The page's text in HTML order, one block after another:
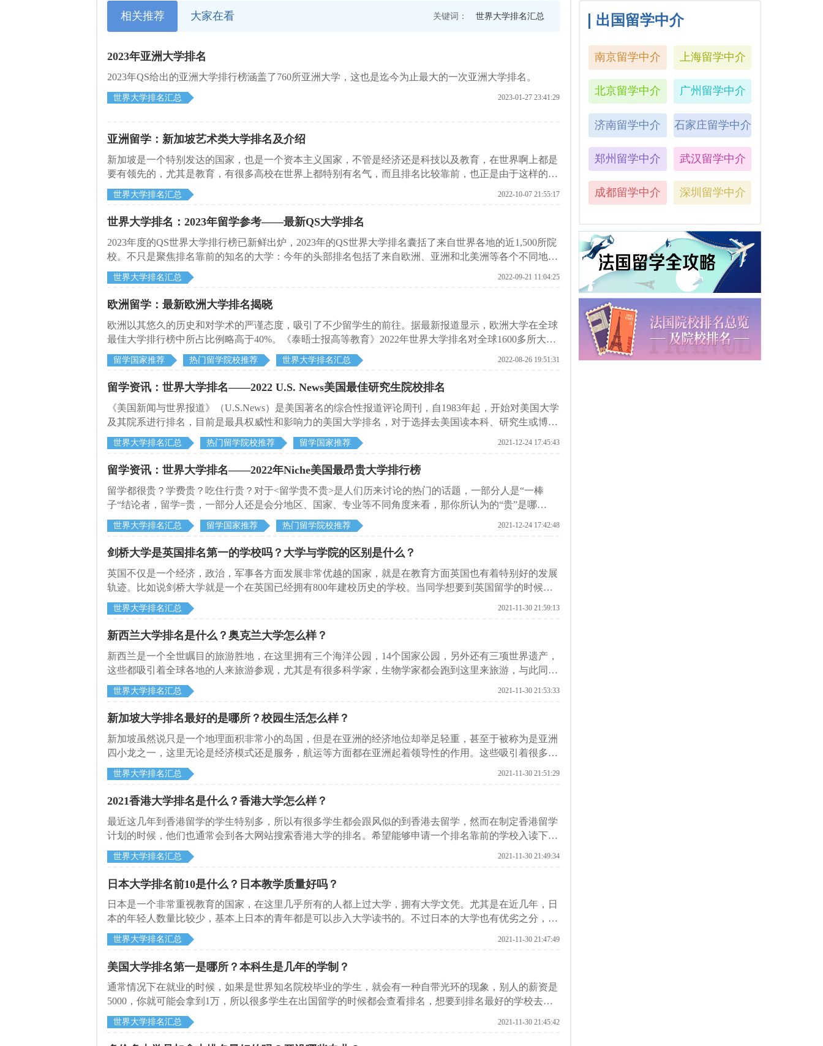
相关推荐 大家在看 关键词： 世界大学排名汇总
2023年亚洲大学排名
2023年QS给出的亚洲大学排行榜涵盖了760所亚洲大学，这也是迄今为止最大的一次亚洲大学排名。
世界大学排名汇总 2023-01-27 23:41:29
亚洲留学：新加坡艺术类大学排名及介绍
新加坡是一个特别发达的国家，也是一个资本主义国家，不管是经济还是科技以及教育，在世界啊上都是
要有领先的，尤其是教育，有很多高校在世界上都特别有名气，而且排名比较靠前，也正是由于这样的原
因，吸引了众多学生都去新加坡留学。相信有很多学生都会选择新加坡的艺术类大学，那么在选择这些学
校的时候，首先就要了解新加坡艺术类大学排名，在这里北京取得留学机构给大家总结了一下。
世界大学排名汇总 2022-10-07 21:55:17
世界大学排名：2023年留学参考——最新QS大学排名
2023年度的QS世界大学排行榜已新鲜出炉，2023年的QS世界大学排名囊括了来自世界各地的近1,500所院
校。不只是聚焦排名靠前的知名的大学：今年的头部排名包括了来自欧洲、亚洲和北美洲等各个不同地区
的大学。
世界大学排名汇总 2022-09-21 11:04:25
欧洲留学：最新欧洲大学排名揭晓
欧洲以其悠久的历史和对学术的严谨态度，吸引了不少留学生的前往。据最新报道显示，欧洲大学在全球
最佳大学排行榜中所占比例略高于40%。《泰晤士报高等教育》2022年世界大学排名对全球1600多所大学
进行了排名。其中550多家在欧洲。英国的牛津大学在欧洲大学排行榜(以及总体排名)中独占鳌头，而其他
101所英国大学也出现在排行榜中。西班牙是第二多代表的欧洲国家，有52个学校上榜。在欧洲大陆的大
学中，瑞士的苏黎世联邦理工学院排名最高，位列欧洲前五名，在2021年的世界大学排名中并列第14位。
其他排名前10的欧洲大学包括英国、瑞士和德国的大学，但英国大学占据了大部分。
留学国家推荐 热门留学院校推荐 世界大学排名汇总 2022-08-26 19:51:31
留学资讯：世界大学排名——2022 U.S. News美国最佳研究生院校排名
《美国新闻与世界报道》（U.S.News）是美国著名的综合性报道评论周刊，自1983年起，开始对美国大学
及其院系进行排名，目前是最具权威性和影响力的美国大学排名，对于选择去美国读本科、研究生或博士
的同学来说具有一定的参考价值。今天我们就一起来看看在2022年度的美国研究生院排行榜中，都有哪些
研究生院上榜了呢？
世界大学排名汇总 热门留学院校推荐 留学国家推荐 2021-12-24 17:45:43
留学资讯：世界大学排名——2022年Niche美国最昂贵大学排行榜
留学都很贵？学费贵？吃住行贵？对于<留学贵不贵>是人们历来讨论的热门的话题，一部分人是“一棒
子“结论者，留学=贵，一部分人还是会分地区、国家、专业等不同角度来看，那你所认为的“贵”是哪
个“贵”呢？有这些大学“贵”吗？
世界大学排名汇总 留学国家推荐 热门留学院校推荐 2021-12-24 17:42:48
剑桥大学是英国排名第一的学校吗？大学与学院的区别是什么？
英国不仅是一个经济，政治，军事各方面发展非常优越的国家，就是在教育方面英国也有着特别好的发展
轨迹。比如说剑桥大学就是一个在英国已经拥有800年建校历史的学校。当同学想要到英国留学的时候，
经常会在网络上搜到剑桥大学，是英国大学排名当中第1位的学校，这到底是真的吗？这里启德留学网就
给大家做一下介绍。
世界大学排名汇总 2021-11-30 21:59:13
新西兰大学排名是什么？奥克兰大学怎么样？
新西兰是一个全世瞩目的旅游胜地，在这里拥有三个海洋公园，14个国家公园，另外还有三项世界遗产，
这些都吸引着全球各地的人来旅游参观，尤其是有很多科学家，生物学家都会跑到这里来旅游，与此同时
也吸引了很多留学生到这里来学习，学习期间也可以利用闲暇时光旅游各种景点、古迹。然而在留学之前
也会选择新西兰比较知名的大学，下面的文章启德留学网就给大家介绍一下新西兰大学排名是什么？
世界大学排名汇总 2021-11-30 21:53:33
新加坡大学排名最好的是哪所？校园生活怎么样？
新加坡虽然说只是一个地理面积非常小的岛国，但是在亚洲的经济地位却举足轻重，甚至于被称为是亚洲
四小龙之一，这里无论是经济模式还是服务，航运等方面都在亚洲起着领导性的作用。这些吸引着很多中
国学生到新加坡去留学，希望学到更好的管理理念或者是其他的专业知识，然而在选择新加坡大学的时
候，很多同学都会参考一些排名，下面启德留学网就给大家介绍一下，新加坡大学排名最好的是哪所学
校。
世界大学排名汇总 2021-11-30 21:51:29
2021香港大学排名是什么？香港大学怎么样？
最近这几年到香港留学的学生特别多，所以有很多学生都会跟风似的到香港去留学，然而在制定香港留学
计划的时候，他们也通常会到各大网站搜索香港大学的排名。希望能够申请一个排名靠前的学校入读下面
启德留学网，就给大家介绍一下2021香港大学排名是什么？
世界大学排名汇总 2021-11-30 21:49:34
日本大学排名前10是什么？日本教学质量好吗？
日本是一个非常重视教育的国家，在这里几乎所有的人都上过大学，拥有大学文凭。尤其是在近几年，日
本的年轻人数量比较少，基本上日本的青年都是可以步入大学读书的。不过日本的大学也有优劣之分，学
习成绩比较差的学生也很难进入排名靠前的学校。如果是想要到日本留学，那么大多数学生都希望自己能
够进入排名靠前的学校，下面启德留学网就给大家介绍一下日本大学排名前10是什么？
世界大学排名汇总 2021-11-30 21:47:49
美国大学排名第一是哪所？本科生是几年的学制？
通常情况下在就业的时候，如果是世界知名院校毕业的学生，就会有一种自带光环的现象，别人的薪资是
5000，你就可能会拿到1万，所以很多学生在出国留学的时候都会查看排名，想要到排名最好的学校去读
书。比如说就有很多同学选择到美国去留学，那么美国大学排名第一的是哪所学校呢？下面就一起来跟随
启德留学网看看吧。
世界大学排名汇总 2021-11-30 21:45:42
出国留学中介
南京留学中介 上海留学中介
北京留学中介 广州留学中介
济南留学中介 石家庄留学中介
郑州留学中介 武汉留学中介
成都留学中介 深圳留学中介